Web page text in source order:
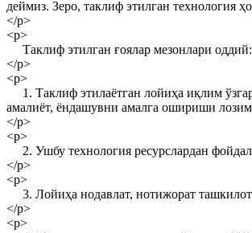
деймиз. Зеро, таклиф этилган технология
</p>
<p>
Таклиф этилган ғоялар мезонлари оддий:
</p>
<p>
1. Таклиф этилаётган лойиҳа иқлим
амалиёт, ёндашувни амалга ошириши
</p>
<p>
2. Ушбу технология ресурслардан
</p>
<p>
3. Лойиҳа нодавлат, нотижорат
</p>
<p>